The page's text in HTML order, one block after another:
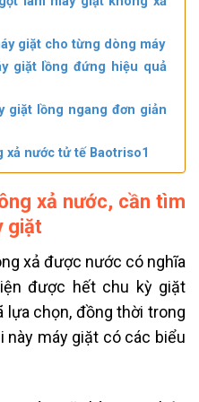
giặt cho từng dòng máy
giặt lồng đứng hiệu quả
giặt lồng ngang đơn giản
xả nước tử tế Baotriso1
xả nước, cần tìm
giặt
xả được nước có nghĩa
được hết chu kỳ giặt
lựa chọn, đồng thời trong
này máy giặt có các biểu